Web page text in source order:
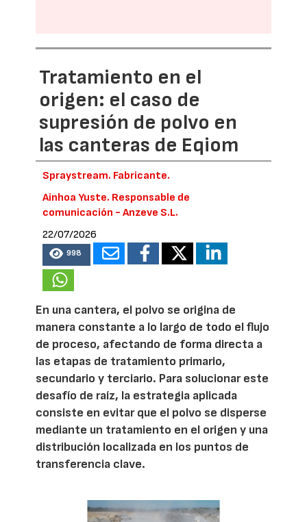
Tratamiento en el
origen: el caso de
supresión de polvo en
las canteras de Eqiom
Spraystream. Fabricante.
Ainhoa Yuste. Responsable de
comunicación - Anzeve S.L.
22/07/2026
998
En una cantera, el polvo se origina de
manera constante a lo largo de todo el flujo
de proceso, afectando de forma directa a
las etapas de tratamiento primario,
secundario y terciario. Para solucionar este
desafío de raíz, la estrategia aplicada
consiste en evitar que el polvo se disperse
mediante un tratamiento en el origen y una
distribución localizada en los puntos de
transferencia clave.